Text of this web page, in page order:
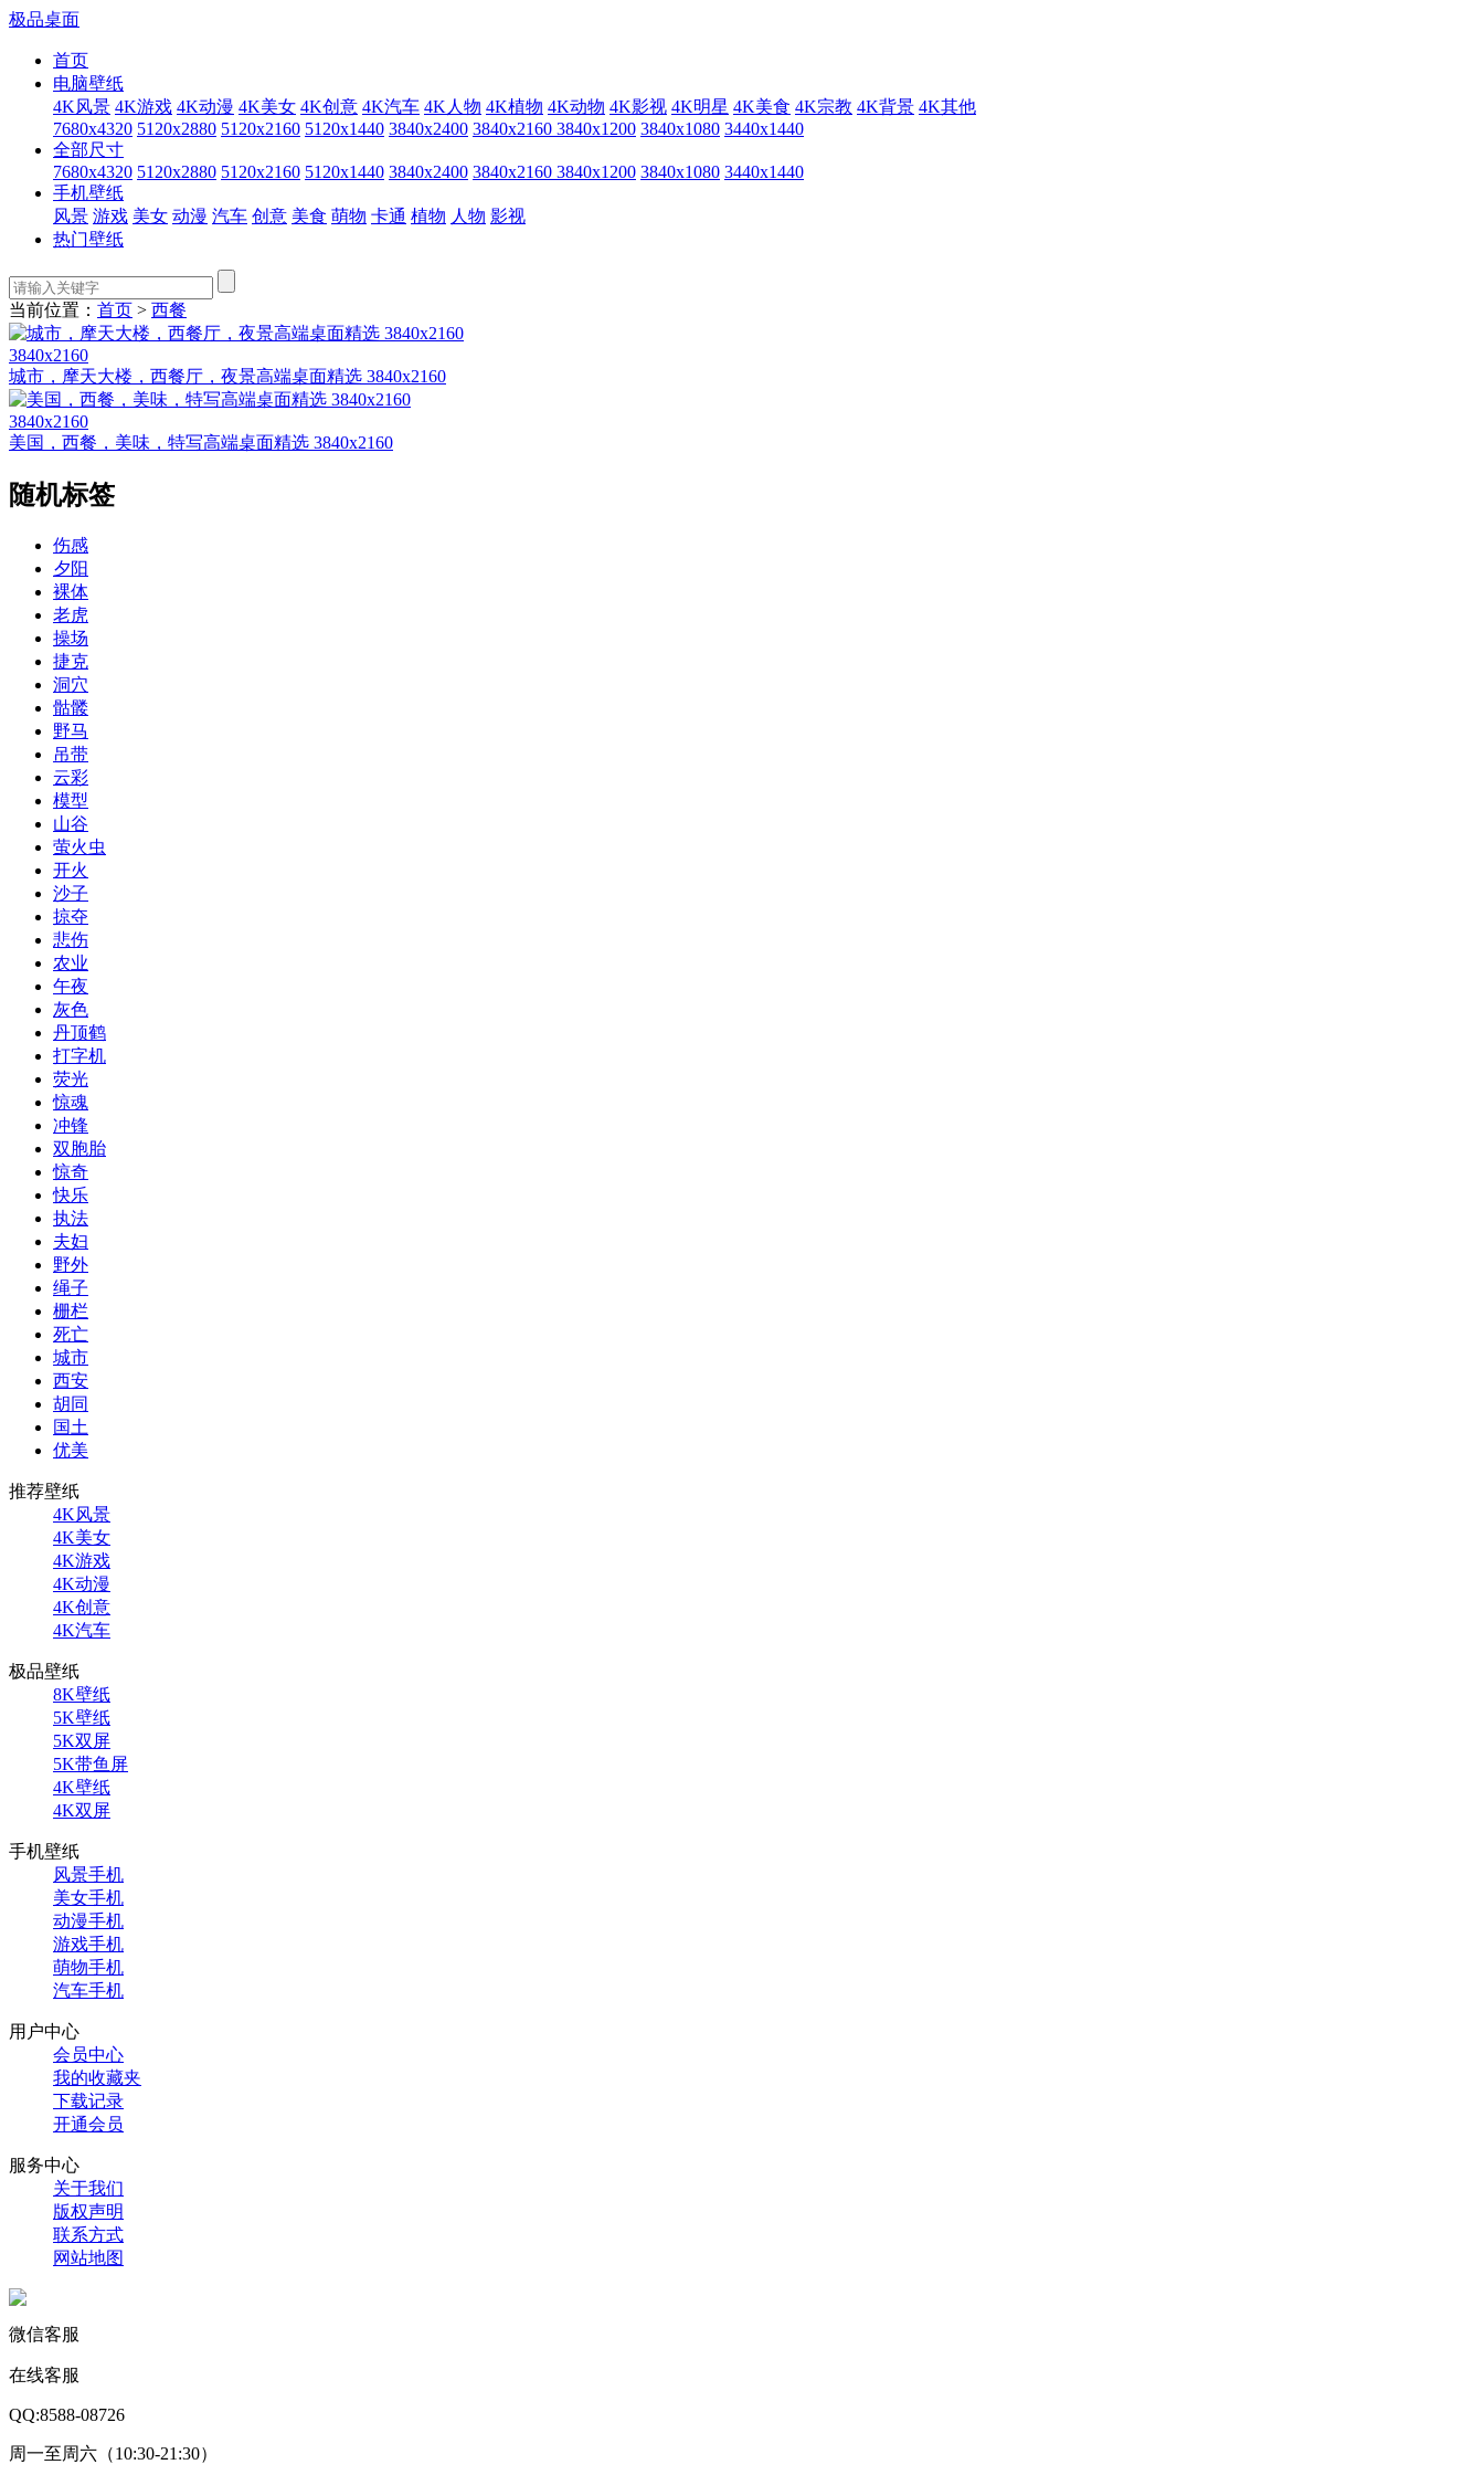
极品桌面
首页
电脑壁纸
4K风景 4K游戏 4K动漫 4K美女 4K创意 4K汽车 4K人物 4K植物 4K动物 4K影视 4K明星 4K美食 4K宗教 4K背景 4K其他
7680x4320 5120x2880 5120x2160 5120x1440 3840x2400 3840x2160 3840x1200 3840x1080 3440x1440
全部尺寸
7680x4320 5120x2880 5120x2160 5120x1440 3840x2400 3840x2160 3840x1200 3840x1080 3440x1440
手机壁纸
风景 游戏 美女 动漫 汽车 创意 美食 萌物 卡通 植物 人物 影视
热门壁纸
当前位置： 首页 > 西餐
3840x2160
城市，摩天大楼，西餐厅，夜景高端桌面精选 3840x2160
3840x2160
美国，西餐，美味，特写高端桌面精选 3840x2160
随机标签
伤感
夕阳
裸体
老虎
操场
捷克
洞穴
骷髅
野马
吊带
云彩
模型
山谷
萤火虫
开火
沙子
掠夺
悲伤
农业
午夜
灰色
丹顶鹤
打字机
荧光
惊魂
冲锋
双胞胎
惊奇
快乐
执法
夫妇
野外
绳子
栅栏
死亡
城市
西安
胡同
国土
优美
推荐壁纸
4K风景
4K美女
4K游戏
4K动漫
4K创意
4K汽车
极品壁纸
8K壁纸
5K壁纸
5K双屏
5K带鱼屏
4K壁纸
4K双屏
手机壁纸
风景手机
美女手机
动漫手机
游戏手机
萌物手机
汽车手机
用户中心
会员中心
我的收藏夹
下载记录
开通会员
服务中心
关于我们
版权声明
联系方式
网站地图
微信客服
在线客服
QQ:8588-08726
周一至周六（10:30-21:30）